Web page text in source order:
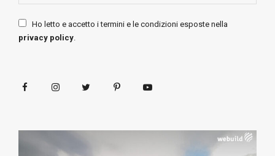
Ho letto e accetto i termini e le condizioni esposte nella
privacy policy.